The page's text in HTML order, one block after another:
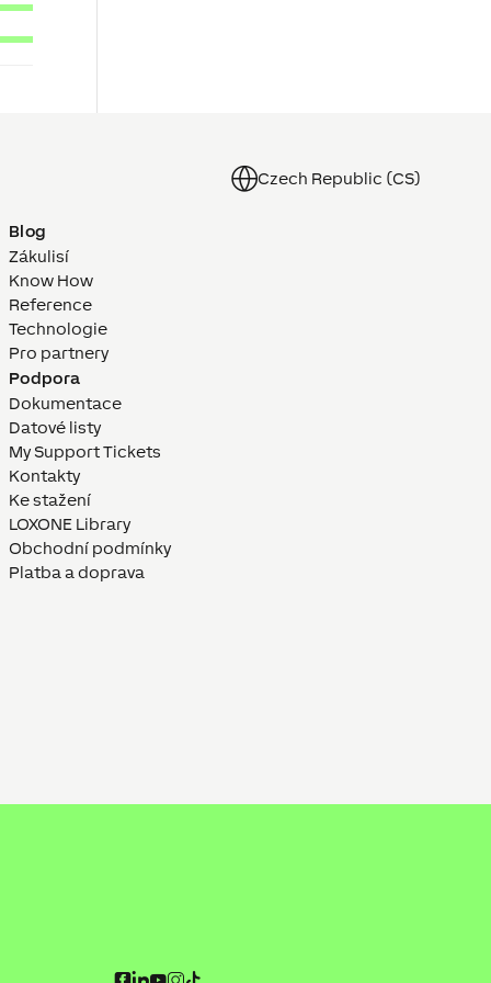
Czech Republic (CS)
Blog
Zákulisí
Know How
Reference
Technologie
Pro partnery
Podpora
Dokumentace
Datové listy
My Support Tickets
Kontakty
Ke stažení
LOXONE Library
Obchodní podmínky
Platba a doprava